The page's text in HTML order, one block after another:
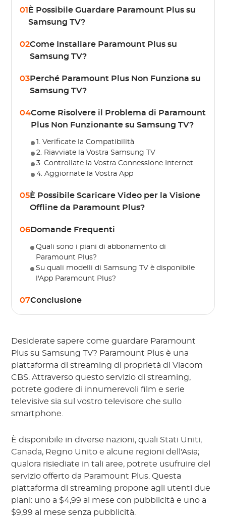
01 È Possibile Guardare Paramount Plus su
Samsung TV?
02Come Installare Paramount Plus su
Samsung TV?
03Perché Paramount Plus Non Funziona su
Samsung TV?
04Come Risolvere il Problema di Paramount
Plus Non Funzionante su Samsung TV?
1. Verificate la Compatibilità
2. Riavviate la Vostra Samsung TV
3. Controllate la Vostra Connessione Internet
4. Aggiornate la Vostra App
05È Possibile Scaricare Video per la Visione
Offline da Paramount Plus?
06Domande Frequenti
Quali sono i piani di abbonamento di
Paramount Plus?
Su quali modelli di Samsung TV è disponibile
l'App Paramount Plus?
07Conclusione
Desiderate sapere come guardare Paramount
Plus su Samsung TV? Paramount Plus è una
piattaforma di streaming di proprietà di Viacom
CBS. Attraverso questo servizio di streaming,
potrete godere di innumerevoli film e serie
televisive sia sul vostro televisore che sullo
smartphone.
È disponibile in diverse nazioni, quali Stati Uniti,
Canada, Regno Unito e alcune regioni dell'Asia;
qualora risiediate in tali aree, potrete usufruire del
servizio offerto da Paramount Plus. Questa
piattaforma di streaming propone agli utenti due
piani: uno a $4,99 al mese con pubblicità e uno a
$9,99 al mese senza pubblicità.